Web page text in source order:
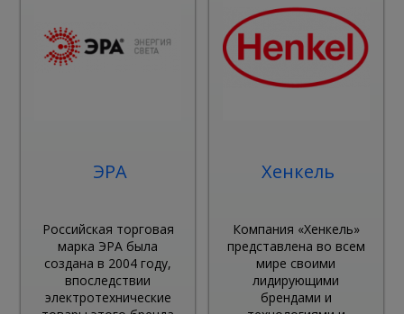
ЭРА
Российская торговая
марка ЭРА была
создана в 2004 году,
впоследствии
электротехнические
Хенкель
Компания «Хенкель»
представлена во всем
мире своими
лидирующими
брендами и